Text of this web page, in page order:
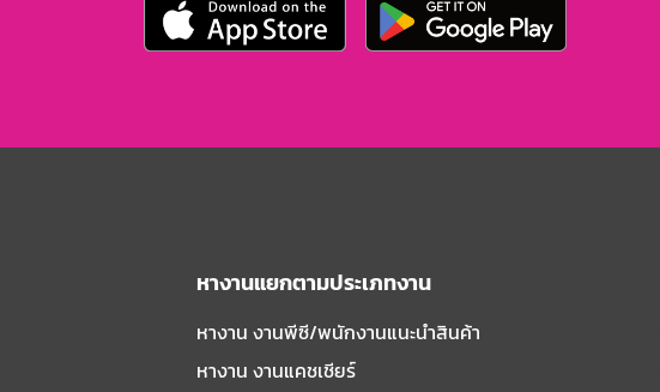
หางานแยกตามประเภทงาน
หางาน งานพีซี/พนักงานแนะนําสินค้า
หางาน งานแคชเชียร์